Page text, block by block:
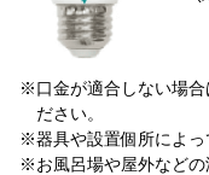
※口金が適合しない場合
ださい。
※器具や設置個所によっ
※お風呂場や屋外など